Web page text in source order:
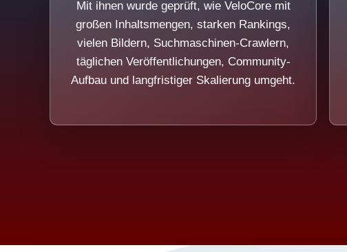
Mit ihnen wurde geprüft, wie VeloCore mit
großen Inhaltsmengen, starken Rankings,
vielen Bildern, Suchmaschinen-Crawlern,
täglichen Veröffentlichungen, Community-
Aufbau und langfristiger Skalierung umgeht.